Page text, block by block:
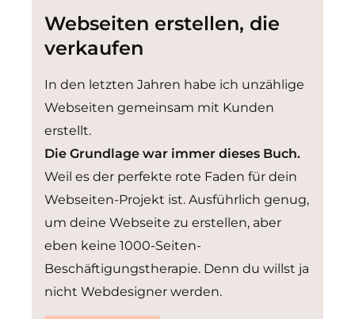
Webseiten erstellen, die
verkaufen
In den letzten Jahren habe ich unzählige
Webseiten gemeinsam mit Kunden
erstellt.
Die Grundlage war immer dieses Buch.
Weil es der perfekte rote Faden für dein
Webseiten-Projekt ist. Ausführlich genug,
um deine Webseite zu erstellen, aber
eben keine 1000-Seiten-
Beschäftigungstherapie. Denn du willst ja
nicht Webdesigner werden.